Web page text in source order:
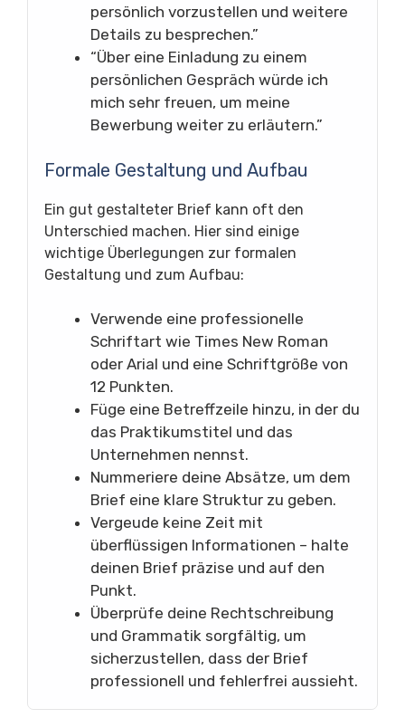
persönlich vorzustellen und weitere
Details zu besprechen.”
“Über eine Einladung zu einem
persönlichen Gespräch würde ich
mich sehr freuen, um meine
Bewerbung weiter zu erläutern.”
Formale Gestaltung und Aufbau
Ein gut gestalteter Brief kann oft den
Unterschied machen. Hier sind einige
wichtige Überlegungen zur formalen
Gestaltung und zum Aufbau:
Verwende eine professionelle
Schriftart wie Times New Roman
oder Arial und eine Schriftgröße von
12 Punkten.
Füge eine Betreffzeile hinzu, in der du
das Praktikumstitel und das
Unternehmen nennst.
Nummeriere deine Absätze, um dem
Brief eine klare Struktur zu geben.
Vergeude keine Zeit mit
überflüssigen Informationen – halte
deinen Brief präzise und auf den
Punkt.
Überprüfe deine Rechtschreibung
und Grammatik sorgfältig, um
sicherzustellen, dass der Brief
professionell und fehlerfrei aussieht.